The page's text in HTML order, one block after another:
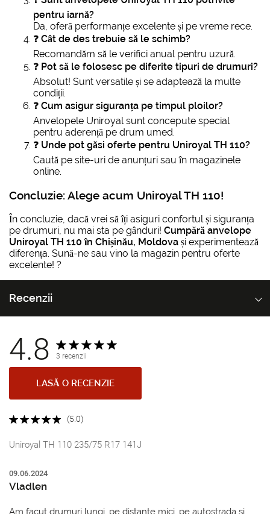
pentru iarnă?
Da, oferă performanțe excelente și pe vreme rece.
❓ Cât de des trebuie să le schimb?
Recomandăm să le verifici anual pentru uzură.
❓ Pot să le folosesc pe diferite tipuri de drumuri?
Absolut! Sunt versatile și se adaptează la multe
condiții.
❓ Cum asigur siguranța pe timpul ploilor?
Anvelopele Uniroyal sunt concepute special
pentru aderență pe drum umed.
❓ Unde pot găsi oferte pentru Uniroyal TH 110?
Caută pe site-uri de anunțuri sau în magazinele
online.
Concluzie: Alege acum Uniroyal TH 110!
În concluzie, dacă vrei să îți asiguri confortul și siguranța
pe drumuri, nu mai sta pe gânduri! Cumpără anvelope
Uniroyal TH 110 în Chișinău, Moldova și experimentează
diferența. Sună-ne sau vino la magazin pentru oferte
excelente! ?
Recenzii
4.8 3 recenzii
LASĂ O RECENZIE
(5.0)
Uniroyal TH 110 235/75 R17 141J
09.06.2024
Vladlen
Am facut drumuri lungi, pe distante mici, pe autostrada si